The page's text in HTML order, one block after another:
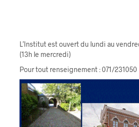
L’Institut est ouvert du lundi au
(13h le mercredi)
Pour tout renseignement : 071/231050